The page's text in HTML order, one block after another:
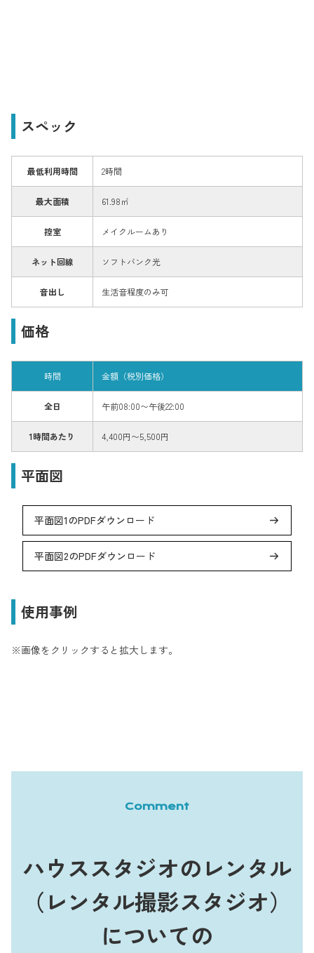
スペック
最低利用時間 2時間
最大面積 61.98㎡
控室 メイクルームあり
ネット回線 ソフトバンク光
音出し 生活音程度のみ可
価格
時間 金額（税別価格）
全日 午前08:00〜午後22:00
1時間あたり 4,400円〜5,500円
平面図
平面図1のPDFダウンロード
平面図2のPDFダウンロード
使用事例
※画像をクリックすると拡大します。
Comment
ハウススタジオのレンタル
（レンタル撮影スタジオ）
についての